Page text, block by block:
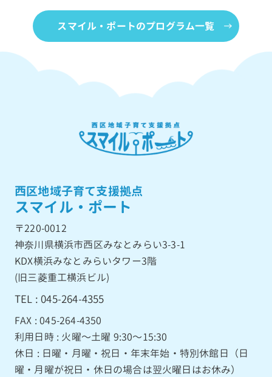
スマイル・ポートのプログラム一覧
西区地域子育て支援拠点
スマイル・ポート
〒220-0012
神奈川県横浜市西区みなとみらい3-3-1
KDX横浜みなとみらいタワー3階
(旧三菱重工横浜ビル)
TEL : 045-264-4355
FAX : 045-264-4350
利用日時 : 火曜〜土曜 9:30〜15:30
休日 : 日曜・月曜・祝日・年末年始・特別休館日（日
曜・月曜が祝日・休日の場合は翌火曜日はお休み）